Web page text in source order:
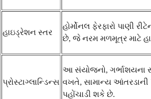
હાઇડ્રેશન સ્તર
હોર્મોનલ ફેરફારો પાણી
છે, જે નરમ મળમૂત્ર માટે
પ્રોસ્ટાગ્લાન્ડિન્સ
આ સંયોજનો, ગર્ભાશયના
વખતે, સામાન્ય આંતરડાની
પહોંચાડી શકે છે.